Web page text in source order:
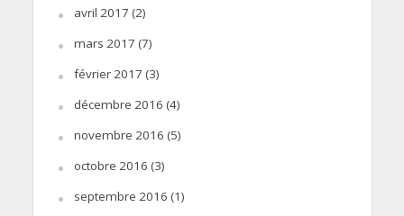
avril 2017 (2)
mars 2017 (7)
février 2017 (3)
décembre 2016 (4)
novembre 2016 (5)
octobre 2016 (3)
septembre 2016 (1)